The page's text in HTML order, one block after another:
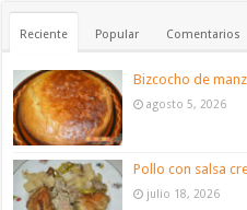
Reciente Popular Comentarios
Bizcocho de
agosto 5, 2026
Pollo con salsa
julio 18, 2026